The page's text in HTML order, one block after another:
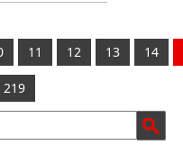
11 12 13 14
219